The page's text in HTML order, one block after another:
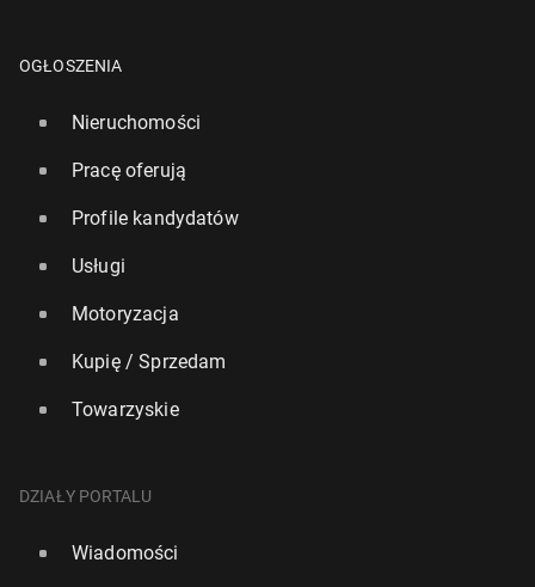
OGŁOSZENIA
Nieruchomości
Pracę oferują
Profile kandydatów
Usługi
Motoryzacja
Kupię / Sprzedam
Towarzyskie
DZIAŁY PORTALU
Wiadomości